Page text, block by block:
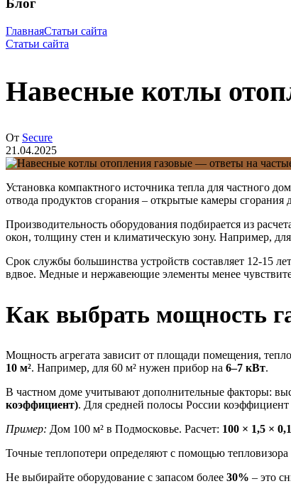
Блог
ГлавнаяСтатьи сайта
Статьи сайта
Навесные котлы
От Secure
21.04.2025
Установка компактного источника тепла для частного
отвода продуктов сгорания – открытые камеры
Производительность оборудования подбирается из
окон, толщину стен и климатическую зону. Например,
Срок службы большинства устройств составляет 12-15
вдвое. Медные и нержавеющие элементы менее
Как выбрать мощность
Мощность агрегата зависит от площади помещения,
10 м². Например, для 60 м² нужен прибор на 6–7 кВт.
В частном доме учитывают дополнительные факторы:
коэффициент). Для средней полосы России коэффициент
Пример: Дом 100 м² в Подмосковье. Расчет: 100 × 1,5 ×
Точные теплопотери определяют с помощью
Не выбирайте оборудование с запасом более 30% – это